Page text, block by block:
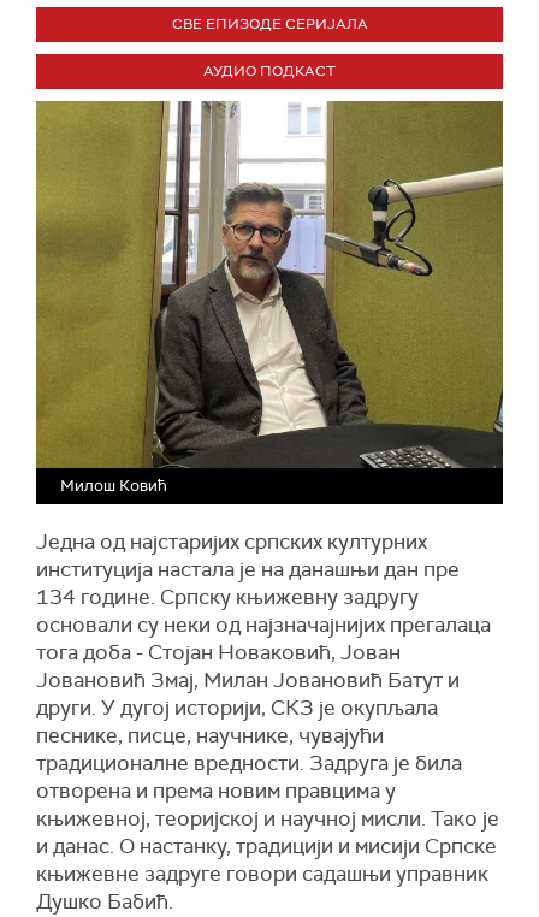
СВЕ ЕПИЗОДЕ СЕРИЈАЛА
АУДИО ПОДКАСТ
Милош Ковић
Једна од најстаријих српских културних
институција настала је на данашњи дан пре
134 године. Српску књижевну задругу
основали су неки од најзначајнијих прегалаца
тога доба - Стојан Новаковић, Јован
Јовановић Змај, Милан Јовановић Батут и
други. У дугој историји, СКЗ је окупљала
песнике, писце, научнике, чувајући
традиционалне вредности. Задруга је била
отворена и према новим правцима у
књижевној, теоријској и научној мисли. Тако је
и данас. О настанку, традицији и мисији Српске
књижевне задруге говори садашњи управник
Душко Бабић.